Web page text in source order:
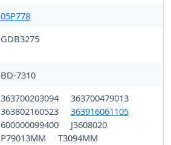
05P778
GDB3275
BD-7310
363700203094
363700479013
363802160523
363916061105
600000099400
J3608020
P79013MM
T3094MM